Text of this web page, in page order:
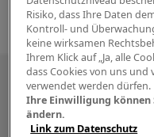
Besuchen Sie
Risiko, dass Ihre Daten
Kontroll- und
keine wirksamen
Ihrem Klick auf „Ja, alle
dass Cookies von uns
verwendet werden dürfen.
Ihre Einwilligung können
ändern.
Link zum Datenschutz